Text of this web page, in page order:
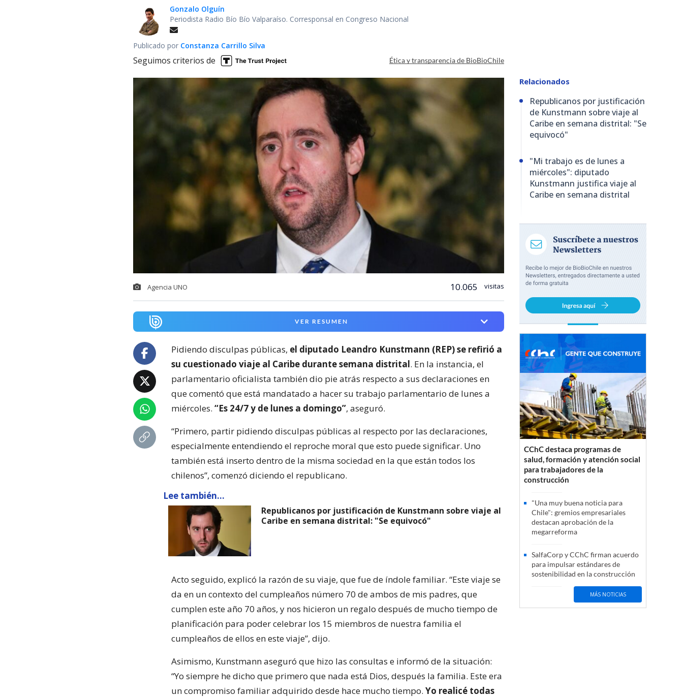
Gonzalo Olguín
Periodista Radio Bío Bío Valparaíso. Corresponsal en Congreso Nacional
Publicado por Constanza Carrillo Silva
Seguimos criterios de Ética y transparencia de BioBioChile
Agencia UNO 10.065 visitas
VER RESUMEN
Pidiendo disculpas públicas, el diputado Leandro Kunstmann (REP) se refirió a
su cuestionado viaje al Caribe durante semana distrital. En la instancia, el
parlamentario oficialista también dio pie atrás respecto a sus declaraciones en
que comentó que está mandatado a hacer su trabajo parlamentario de lunes a
miércoles. “Es 24/7 y de lunes a domingo”, aseguró.
“Primero, partir pidiendo disculpas públicas al respecto por las declaraciones,
especialmente entendiendo el reproche moral que esto puede significar. Uno
también está inserto dentro de la misma sociedad en la que están todos los
chilenos”, comenzó diciendo el republicano.
Lee también...
Republicanos por justificación de Kunstmann sobre viaje al
Caribe en semana distrital: "Se equivocó"
Acto seguido, explicó la razón de su viaje, que fue de índole familiar. “Este viaje se
da en un contexto del cumpleaños número 70 de ambos de mis padres, que
cumplen este año 70 años, y nos hicieron un regalo después de mucho tiempo de
planificación para poder celebrar los 15 miembros de nuestra familia el
cumpleaños de ellos en este viaje”, dijo.
Asimismo, Kunstmann aseguró que hizo las consultas e informó de la situación:
“Yo siempre he dicho que primero que nada está Dios, después la familia. Este era
un compromiso familiar adquirido desde hace mucho tiempo. Yo realicé todas
Relacionados
Republicanos por justificación
de Kunstmann sobre viaje al
Caribe en semana distrital: "Se
equivocó"
"Mi trabajo es de lunes a
miércoles": diputado
Kunstmann justifica viaje al
Caribe en semana distrital
CChC destaca programas de
salud, formación y atención social
para trabajadores de la
construcción
"Una muy buena noticia para
Chile": gremios empresariales
destacan aprobación de la
megarreforma
SalfaCorp y CChC firman acuerdo
para impulsar estándares de
sostenibilidad en la construcción
MÁS NOTICIAS